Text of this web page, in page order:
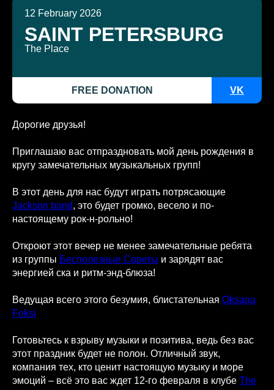
12 February 2026
SAINT PETERSBURG
The Place
FREE DONATION VK
Дорогие друзья!
Приглашаю вас отпраздновать мой день рождения в
кругу замечательных музыкальных групп!
В этот день для нас будут играть потрясающие
Jackson band, это будет громко, весело и по-
настоящему рок-н-рольно!
Откроют этот вечер не менее замечательные ребята
из группы Бесполезные Советы и зарядят вас
энергией ска и ритм-энд-блюза!
Ведущая всего этого безумия, блистательная Oksana
Foksi
Готовьтесь к взрыву музыки и позитива, ведь без вас
этот праздник будет не полон. Отличный звук,
компания тех, кто ценит настоящую музыку и море
эмоций – всё это вас ждет 12-го февраля в клубе The